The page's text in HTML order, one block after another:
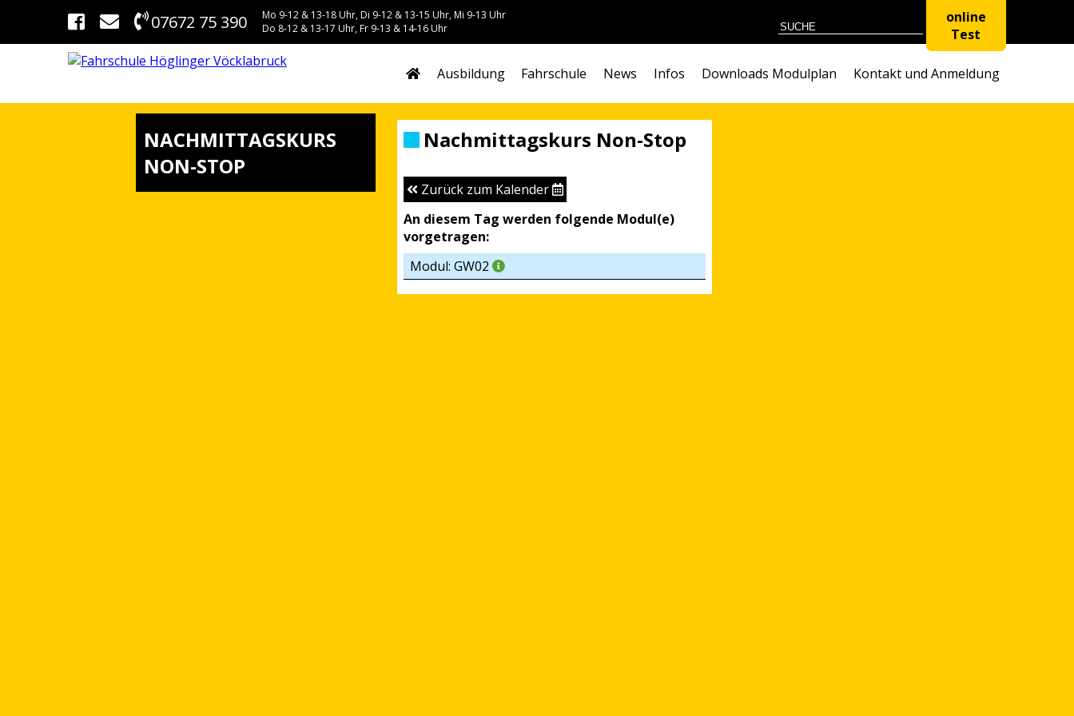
07672 75 390
Mo 9-12 & 13-18 Uhr, Di 9-12 & 13-15 Uhr, Mi 9-13 Uhr
Do 8-12 & 13-17 Uhr, Fr 9-13 & 14-16 Uhr
online
Test
Ausbildung Fahrschule News Infos Downloads Modulplan Kontakt und Anmeldung
NACHMITTAGSKURS
NON-STOP
Nachmittagskurs Non-Stop
Zurück zum Kalender
An diesem Tag werden folgende Modul(e)
vorgetragen:
Modul: GW02